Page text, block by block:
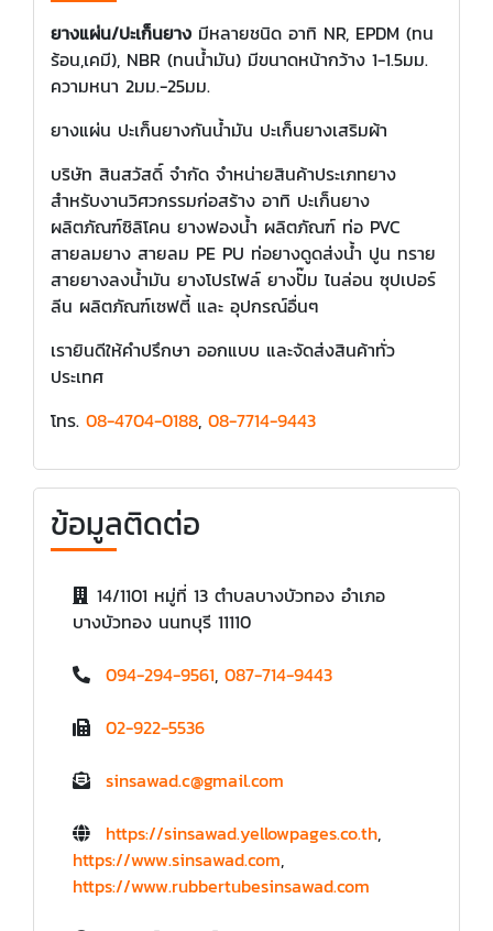
ยางแผ่น/ปะเก็นยาง มีหลายชนิด อาทิ NR, EPDM (ทน
ร้อน,เคมี), NBR (ทนน้ำมัน) มีขนาดหน้ากว้าง 1-1.5มม.
ความหนา 2มม.-25มม.
ยางแผ่น ปะเก็นยางกันน้ำมัน ปะเก็นยางเสริมผ้า
บริษัท สินสวัสดิ์ จำกัด จำหน่ายสินค้าประเภทยาง
สำหรับงานวิศวกรรมก่อสร้าง อาทิ ปะเก็นยาง
ผลิตภัณฑ์ซิลิโคน ยางฟองน้ำ ผลิตภัณฑ์ ท่อ PVC
สายลมยาง สายลม PE PU ท่อยางดูดส่งน้ำ ปูน ทราย
สายยางลงน้ำมัน ยางโปรไฟล์ ยางปั๊ม ไนล่อน ซุปเปอร์
ลีน ผลิตภัณฑ์เซฟตี้ และ อุปกรณ์อื่นๆ
เรายินดีให้คำปรึกษา ออกแบบ และจัดส่งสินค้าทั่ว
ประเทศ
โทร. 08-4704-0188, 08-7714-9443
ข้อมูลติดต่อ
14/1101 หมู่ที่ 13 ตำบลบางบัวทอง อำเภอ
บางบัวทอง นนทบุรี 11110
094-294-9561, 087-714-9443
02-922-5536
sinsawad.c@gmail.com
https://sinsawad.yellowpages.co.th,
https://www.sinsawad.com,
https://www.rubbertubesinsawad.com